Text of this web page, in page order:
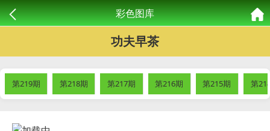
彩色图库
功夫早茶
第219期 第218期 第217期 第216期 第215期 第